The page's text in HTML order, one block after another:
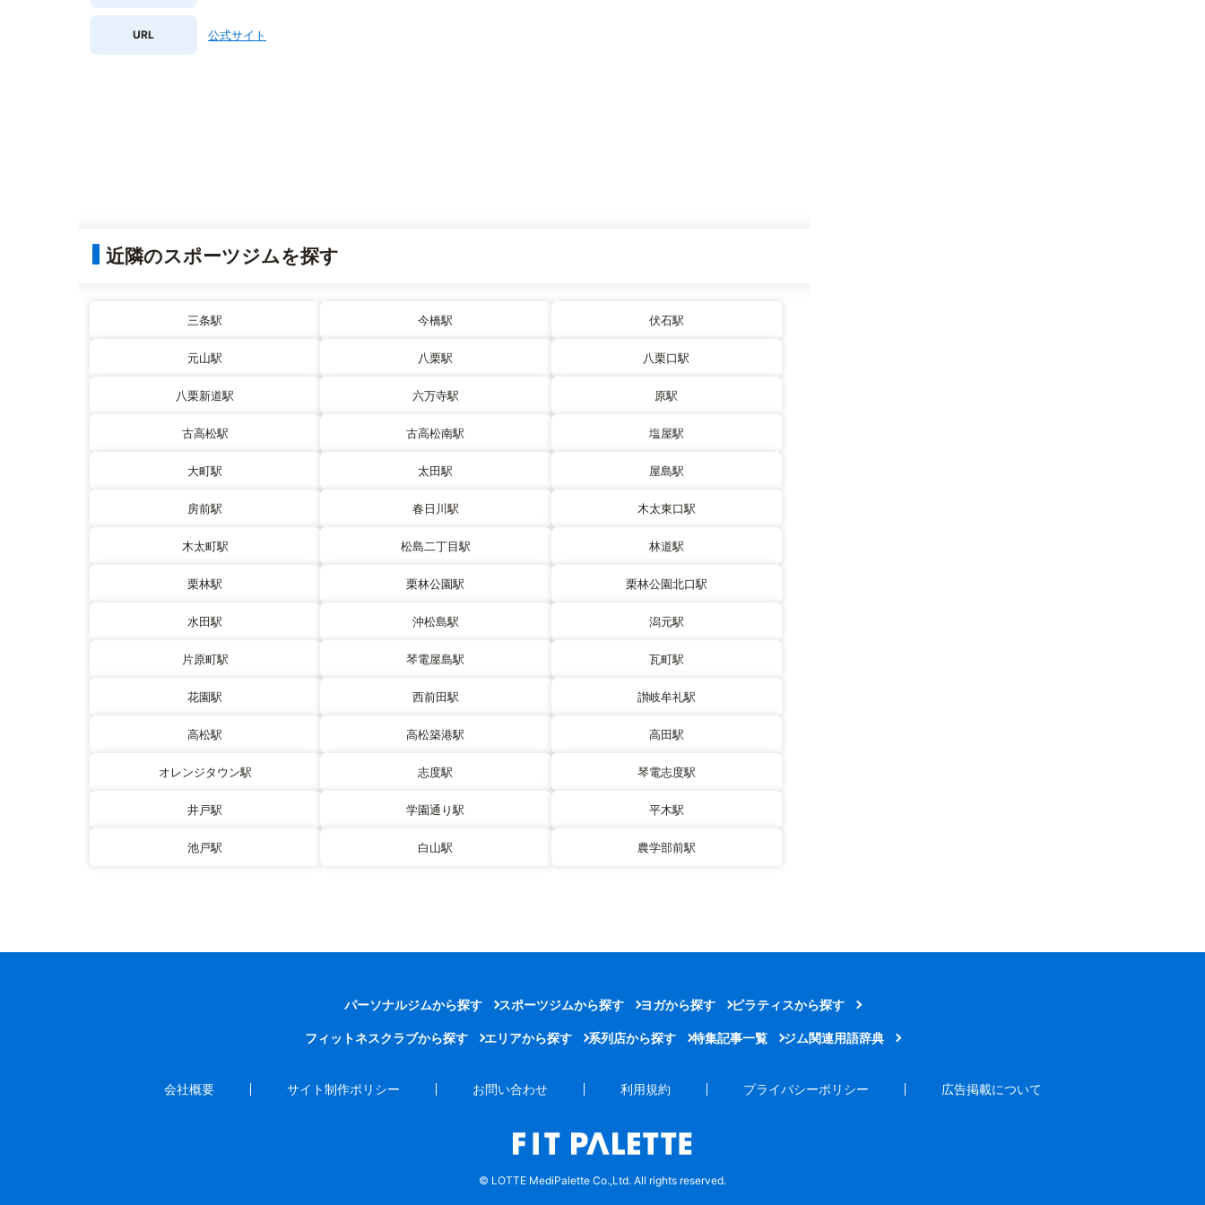
URL 公式サイト
近隣のスポーツジムを探す
三条駅 今橋駅 伏石駅
元山駅 八栗駅 八栗口駅
八栗新道駅 六万寺駅 原駅
古高松駅 古高松南駅 塩屋駅
大町駅 太田駅 屋島駅
房前駅 春日川駅 木太東口駅
木太町駅 松島二丁目駅 林道駅
栗林駅 栗林公園駅 栗林公園北口駅
水田駅 沖松島駅 潟元駅
片原町駅 琴電屋島駅 瓦町駅
花園駅 西前田駅 讃岐牟礼駅
高松駅 高松築港駅 高田駅
オレンジタウン駅 志度駅 琴電志度駅
井戸駅 学園通り駅 平木駅
池戸駅 白山駅 農学部前駅
パーソナルジムから探す スポーツジムから探す ヨガから探す ピラティスから探す
フィットネスクラブから探す エリアから探す 系列店から探す 特集記事一覧 ジム関連用語辞典
会社概要 サイト制作ポリシー お問い合わせ 利用規約 プライバシーポリシー 広告掲載について
© LOTTE MediPalette Co.,Ltd. All rights reserved.